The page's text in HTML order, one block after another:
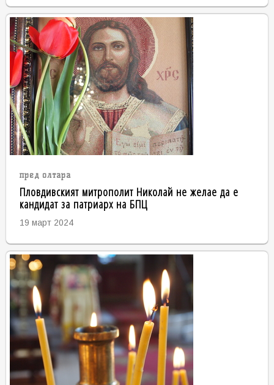
пред олтара
Пловдивският митрополит Николай не желае да е
кандидат за патриарх на БПЦ
19 март 2024